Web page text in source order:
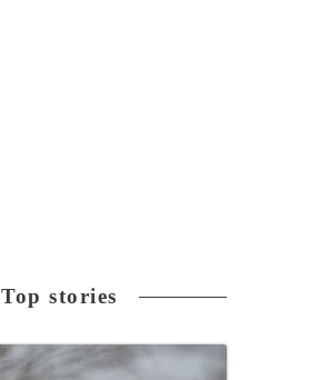
Top stories